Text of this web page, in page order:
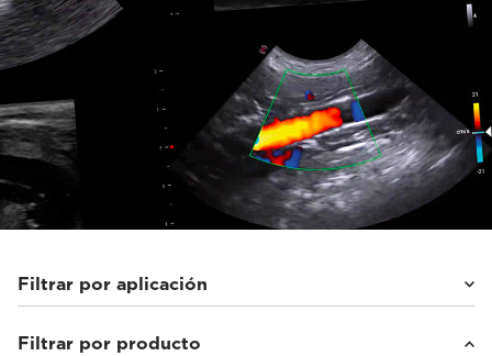
Filtrar por aplicación
Animales pequeños(6)
Filtrar por producto